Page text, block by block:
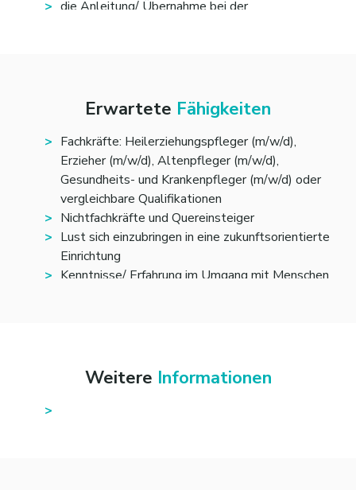
die Anleitung/ Übernahme bei der
Assistenz in der Kommunikation
Sicherstellung der med. Versorgung
Assistenz in Konflikt- und Krisensituationen
Weitere Aufgaben sind u.a.
Dokumentation aller Betreuungsleistungen im
EDV Programm
Zusammenarbeit mit anderen Leistungserbringern,
z.B. Ärzten, Therapeuten
und fördern, Tagesgestaltung und Kontaktfindung
Erwartete Fähigkeiten
Fachkräfte: Heilerziehungspfleger (m/w/d),
Erzieher (m/w/d), Altenpfleger (m/w/d),
Gesundheits- und Krankenpfleger (m/w/d) oder
vergleichbare Qualifikationen
Nichtfachkräfte und Quereinsteiger
Lust sich einzubringen in eine zukunftsorientierte
Einrichtung
Kenntnisse/ Erfahrung im Umgang mit Menschen
Weitere Informationen